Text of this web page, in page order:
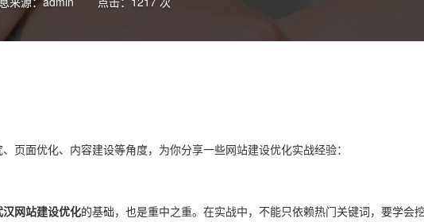
页面优化、内容建设等角度，为你分享一些网站建设优化实战经验：
汉网站建设优化的基础，也是重中之重。在实战中，不能只依赖热门关键词，要学会